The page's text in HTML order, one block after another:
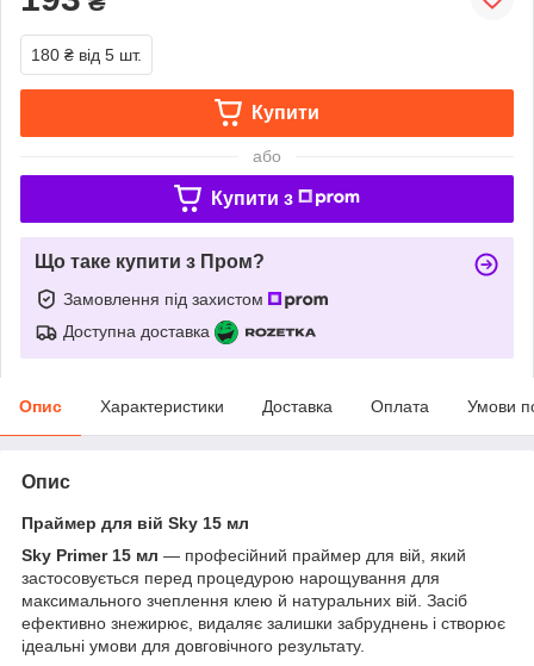
180 ₴ від 5 шт.
Купити
або
Купити з
Що таке купити з Пром?
Замовлення під захистом
Доступна доставка
Опис Характеристики Доставка Оплата Умови
Опис
Праймер для вій Sky 15 мл
Sky Primer 15 мл — професійний праймер для вій, який
застосовується перед процедурою нарощування для
максимального зчеплення клею й натуральних вій. Засіб
ефективно знежирює, видаляє залишки забруднень і створює
ідеальні умови для довговічного результату.